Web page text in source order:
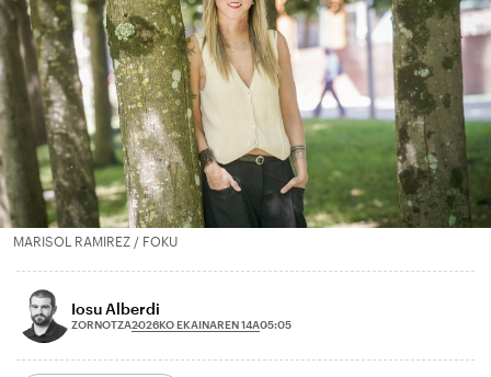
MARISOL RAMIREZ / FOKU
Iosu Alberdi
ZORNOTZA2026KO EKAINAREN 14A05:05